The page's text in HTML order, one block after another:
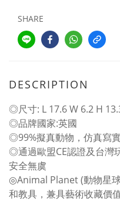
SHARE
DESCRIPTION
◎尺寸: L 17.6 W 6.2 H
◎品牌國家:英國
◎99%擬真動物，仿真寫
◎通過歐盟CE認證及台灣
安全無虞
◎Animal Planet (動物星
和教具，兼具藝術收藏價